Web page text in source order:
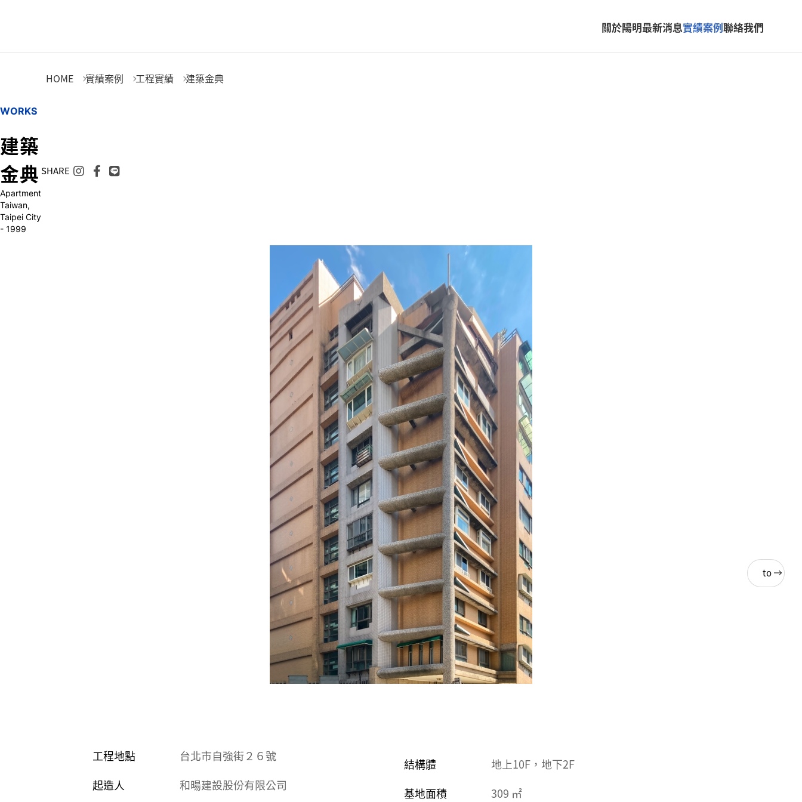
關於陽明最新消息實績案例聯絡我們
建築金典
HOME 實績案例 工程實績 建築金典
WORKS
建築
金典
Apartment
Taiwan,
Taipei City
- 1999
SHARE
工程地點
台北市自強街２６號
起造人
和暘建設股份有限公司
結構體
地上10F，地下2F
基地面積
309 ㎡
to